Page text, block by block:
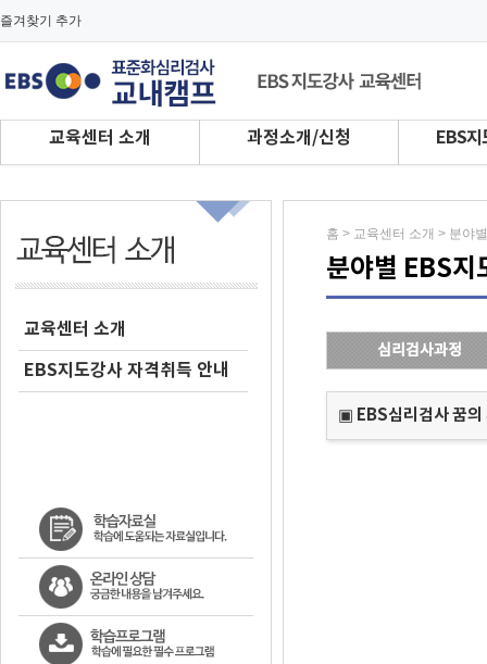
즐겨찾기 추가
교육센터 소개 과정소개/신청 EBS지
교육센터 소개
EBS지도강사 자격취득 안내
홈 > 교육센터 소개 > 분야
분야별 EBS지
심리검사과정
▣ EBS심리검사 꿈의